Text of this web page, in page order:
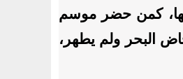
كمن حضر موسم
البحر ولم يطهر،